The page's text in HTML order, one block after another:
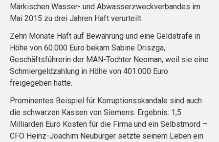
Märkischen Wasser- und Abwasserzweckverbandes im
Mai 2015 zu drei Jahren Haft verurteilt.
Zehn Monate Haft auf Bewährung und eine Geldstrafe in
Höhe von 60.000 Euro bekam Sabine Driszga,
Geschäftsführerin der MAN-Tochter Neoman, weil sie eine
Schmiergeldzahlung in Höhe von 401.000 Euro
freigegeben hatte.
Prominentes Beispiel für Korruptionsskandale sind auch
die schwarzen Kassen von Siemens. Ergebnis: 1,5
Milliarden Euro Kosten für die Firma und ein Selbstmord –
CFO Heinz-Joachim Neubürger setzte seinem Leben ein